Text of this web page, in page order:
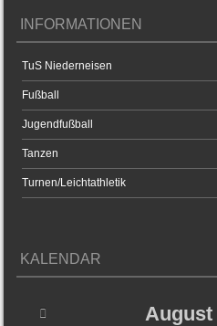
INFORMATIONEN
TuS Niederneisen
Fußball
Jugendfußball
Tanzen
Turnen/Leichtathletik
KALENDAR
August